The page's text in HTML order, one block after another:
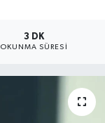
3 DK
OKUNMA SÜRESI